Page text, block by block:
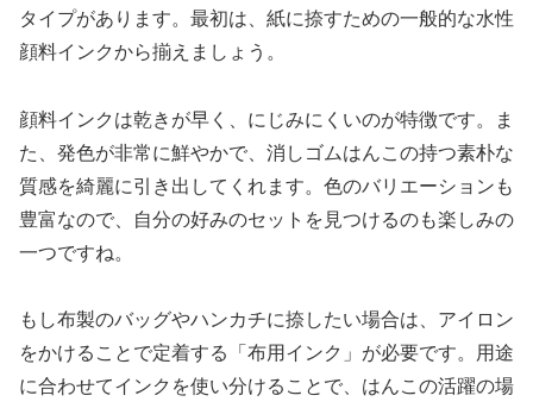
タイプがあります。最初は、紙に捺すための一般的な水性
顔料インクから揃えましょう。
顔料インクは乾きが早く、にじみにくいのが特徴です。ま
た、発色が非常に鮮やかで、消しゴムはんこの持つ素朴な
質感を綺麗に引き出してくれます。色のバリエーションも
豊富なので、自分の好みのセットを見つけるのも楽しみの
一つですね。
もし布製のバッグやハンカチに捺したい場合は、アイロン
をかけることで定着する「布用インク」が必要です。用途
に合わせてインクを使い分けることで、はんこの活躍の場